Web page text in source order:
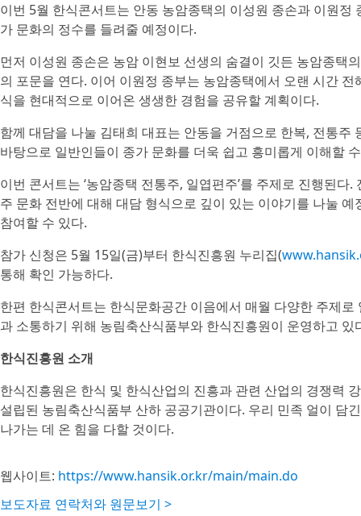
이번 5월 한식콘서트는 안동 농암종택의 이성원 종손과 이원
가 문화의 정수를 들려줄 예정이다.
먼저 이성원 종손은 농암 이현보 선생의 숨결이 깃든 농암종택
의 포문을 연다. 이어 이원정 종부는 농암종택에서 오랜 시간
식을 현대적으로 이어온 생생한 경험을 공유할 계획이다.
함께 대담을 나눌 김태희 대표는 안동을 거점으로 한복, 전통
바탕으로 일반인들이 종가 문화를 더욱 쉽고 흥미롭게 이해할
이번 콘서트는 ‘농암종택 전통주, 일엽편주’를 주제로 진행된
주 문화 전반에 대해 대담 형식으로 깊이 있는 이야기를 나눌
참여할 수 있다.
참가 신청은 5월 15일(금)부터 한식진흥원 누리집(
통해 확인 가능하다.
한편 한식콘서트는 한식문화공간 이음에서 매월 다양한 주제
과 소통하기 위해 농림축산식품부와 한식진흥원이 운영하고 있
한식진흥원 소개
한식진흥원은 한식 및 한식산업의 진흥과 관련 산업의 경쟁력
설립된 농림축산식품부 산하 공공기관이다. 우리 민족 얼이 담
나가는 데 온 힘을 다할 것이다.
웹사이트: https://www.hansik.or.kr/main/main.do
보도자료 연락처와 원문보기 >